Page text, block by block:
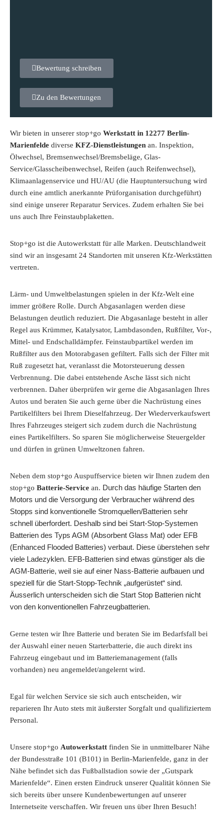
Bewertung schreiben
Zu den Bewertungen
Wir bieten in unserer stop+go Werkstatt in 12277 Berlin-
Marienfelde diverse KFZ-Dienstleistungen an. Inspektion,
Ölwechsel, Bremsenwechsel/Bremsbeläge, Glas-
Service/Glasscheibenwechsel, Reifen (auch Reifenwechsel),
Klimaanlagenservice und HU/AU (die Hauptuntersuchung wird
durch eine amtlich anerkannte Prüforganisation durchgeführt)
sind einige unserer Reparatur Services. Zudem erhalten Sie bei
uns auch Ihre Feinstaubplaketten.
Stop+go ist die Autowerkstatt für alle Marken. Deutschlandweit
sind wir an insgesamt 24 Standorten mit unseren Kfz-Werkstätten
vertreten.
Lärm- und Umweltbelastungen spielen in der Kfz-Welt eine
immer größere Rolle. Durch Abgasanlagen werden diese
Belastungen deutlich reduziert. Die Abgasanlage besteht in aller
Regel aus Krümmer, Katalysator, Lambdasonden, Rußfilter, Vor-,
Mittel- und Endschalldämpfer. Feinstaubpartikel werden im
Rußfilter aus den Motorabgasen gefiltert. Falls sich der Filter mit
Ruß zugesetzt hat, veranlasst die Motorsteuerung dessen
Verbrennung. Die dabei entstehende Asche lässt sich nicht
verbrennen. Daher überprüfen wir gerne die Abgasanlagen Ihres
Autos und beraten Sie auch gerne über die Nachrüstung eines
Partikelfilters bei Ihrem Dieselfahrzeug. Der Wiederverkaufswert
Ihres Fahrzeuges steigert sich zudem durch die Nachrüstung
eines Partikelfilters. So sparen Sie möglicherweise Steuergelder
und dürfen in grünen Umweltzonen fahren.
Neben dem stop+go Auspuffservice bieten wir Ihnen zudem den
stop+go Batterie-Service an. Durch das häufige Starten den
Motors und die Versorgung der Verbraucher während des
Stopps sind konventionelle Stromquellen/Batterien sehr
schnell überfordert. Deshalb sind bei Start-Stop-Systemen
Batterien des Typs AGM (Absorbent Glass Mat) oder EFB
(Enhanced Flooded Batteries) verbaut. Diese überstehen sehr
viele Ladezyklen. EFB-Batterien sind etwas günstiger als die
AGM-Batterie, weil sie auf einer Nass-Batterie aufbauen und
speziell für die Start-Stopp-Technik „aufgerüstet“ sind.
Äusserlich unterscheiden sich die Start Stop Batterien nicht
von den konventionellen Fahrzeugbatterien.
Gerne testen wir Ihre Batterie und beraten Sie im Bedarfsfall bei
der Auswahl einer neuen Starterbatterie, die auch direkt ins
Fahrzeug eingebaut und im Batteriemanagement (falls
vorhanden) neu angemeldet/angelernt wird.
Egal für welchen Service sie sich auch entscheiden, wir
reparieren Ihr Auto stets mit äußerster Sorgfalt und qualifiziertem
Personal.
Unsere stop+go Autowerkstatt finden Sie in unmittelbarer Nähe
der Bundesstraße 101 (B101) in Berlin-Marienfelde, ganz in der
Nähe befindet sich das Fußballstadion sowie der „Gutspark
Marienfelde“. Einen ersten Eindruck unserer Qualität können Sie
sich bereits über unsere Kundenbewertungen auf unserer
Internetseite verschaffen. Wir freuen uns über Ihren Besuch!